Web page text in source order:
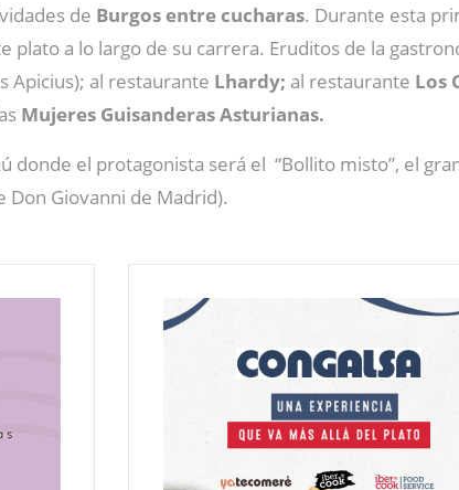
de Burgos entre cucharas. Durante esta
plato a lo largo de su carrera. Eruditos de la
Apicius); al restaurante Lhardy; al restaurante Los
Mujeres Guisanderas Asturianas.
donde el protagonista será el “Bollito misto”, el
Don Giovanni de Madrid).